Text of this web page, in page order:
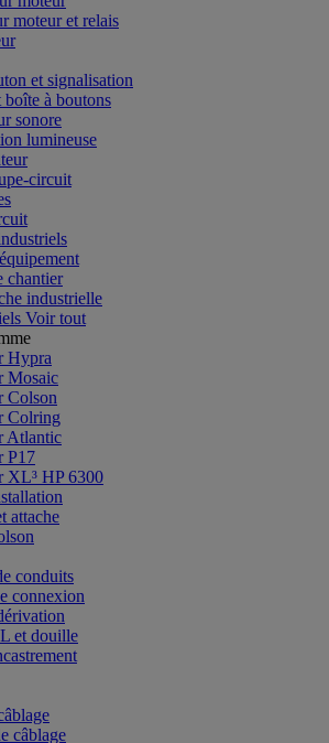
moteur et relais
et signalisation
à boutons
sonore
lumineuse
circuit
chantier
industrielle
Voir tout
Hypra
Mosaic
Colson
Colring
Atlantic
P17
XL³ HP 6300
attache
conduits
connexion
et douille
câblage